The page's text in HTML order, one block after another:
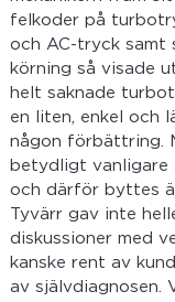
felkoder på
och AC-tryck samt
körning så visade
helt saknade
en liten, enkel och
någon förbättring.
betydligt vanligare
och därför byttes
Tyvärr gav inte
diskussioner med
kanske rent av
av självdiagnosen.